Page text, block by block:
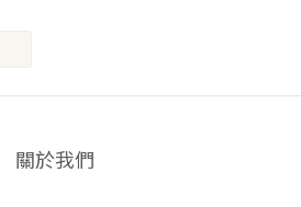
關於我們